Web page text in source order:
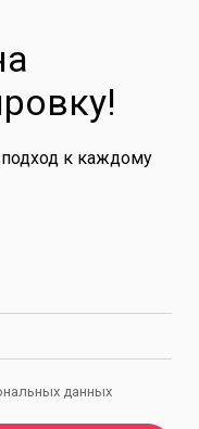
к каждому
данных